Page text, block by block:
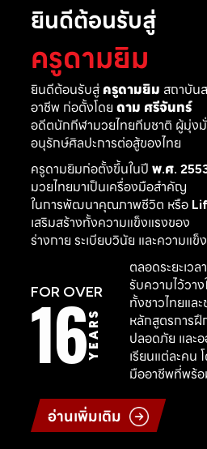
ยินดีต้อนรับสู่
ครูดามยิม
ยินดีต้อนรับสู่ ครูดามยิม สถาบัน
อาชีพ ก่อตั้งโดย ดาม ศรีจันทร์
อดีตนักกีฬามวยไทยทีมชาติ ผู้มุ่งมั่
อนุรักษ์ศิลปะการต่อสู้ของไทย
ครูดามยิมก่อตั้งขึ้นในปี พ.ศ.
มวยไทยมาเป็นเครื่องมือสำคัญ
ในการพัฒนาคุณภาพชีวิต หรือ
เสริมสร้างทั้งความแข็งแรงของ
ร่างกาย ระเบียบวินัย และความแข็
FOR OVER
16YEARS
ตลอดระยะเวล
รับความไว้วา
ทั้งชาวไทยแล
หลักสูตรการฝึ
ปลอดภัย และ
เรียนแต่ละคน
มืออาชีพที่พร้อ
อ่านเพิ่มเติม